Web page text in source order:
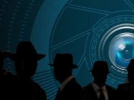
Kulturë
Showbiz
Ekonomi
Teknologji